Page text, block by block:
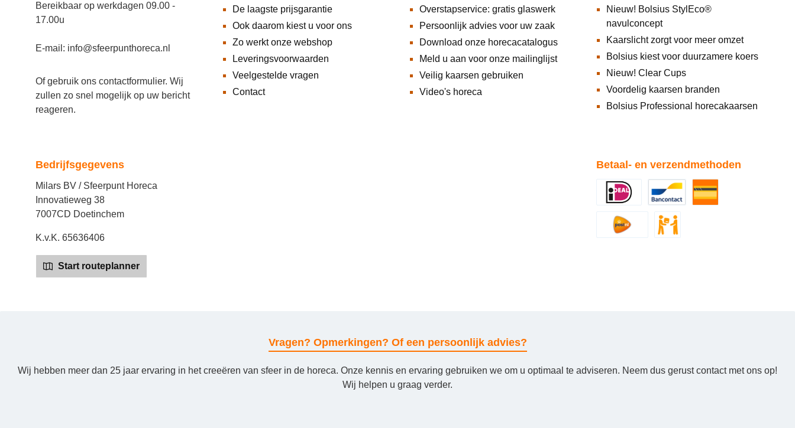
Bereikbaar op werkdagen 09.00 -
17.00u
E-mail: info@sfeerpunthoreca.nl
Of gebruik ons contactformulier. Wij
zullen zo snel mogelijk op uw bericht
reageren.
De laagste prijsgarantie
Ook daarom kiest u voor ons
Zo werkt onze webshop
Leveringsvoorwaarden
Veelgestelde vragen
Contact
Overstapservice: gratis glaswerk
Persoonlijk advies voor uw zaak
Download onze horecacatalogus
Meld u aan voor onze mailinglijst
Veilig kaarsen gebruiken
Video's horeca
Nieuw! Bolsius StylEco®
navulconcept
Kaarslicht zorgt voor meer omzet
Bolsius kiest voor duurzamere koers
Nieuw! Clear Cups
Voordelig kaarsen branden
Bolsius Professional horecakaarsen
Bedrijfsgegevens
Milars BV / Sfeerpunt Horeca
Innovatieweg 38
7007CD Doetinchem
K.v.K. 65636406
Start routeplanner
Betaal- en verzendmethoden
Vragen? Opmerkingen? Of een persoonlijk advies?
Wij hebben meer dan 25 jaar ervaring in het creeëren van sfeer in de horeca. Onze kennis en ervaring gebruiken we om u optimaal te adviseren. Neem dus gerust contact met ons op!
Wij helpen u graag verder.